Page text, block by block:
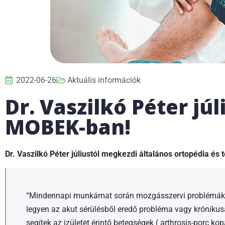
2022-06-26 Aktuális információk
Dr. Vaszilkó Péter
MOBEK-ban!
Dr. Vaszilkó Péter júliustól megkezdi általános ortopédia és
“Mindennapi munkámat során mozgásszervi
legyen az akut sérülésből eredő probléma vagy
segítek az izületet érintő betegségek ( arthrosis-porc